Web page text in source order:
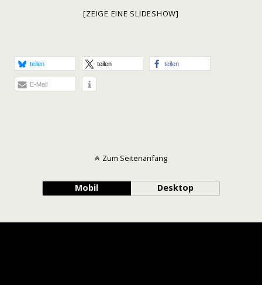
[ZEIGE EINE SLIDESHOW]
teilen teilen teilen
E-Mail
Zum Seitenanfang
Mobil Desktop